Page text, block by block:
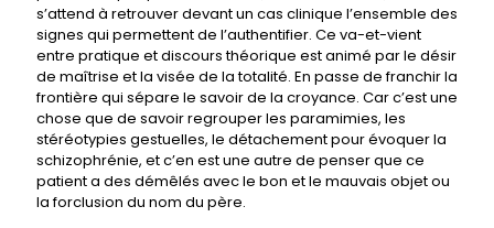
s’attend à retrouver devant un cas clinique l’ensemble des
signes qui permettent de l’authentifier. Ce va-et-vient
entre pratique et discours théorique est animé par le désir
de maîtrise et la visée de la totalité. En passe de franchir la
frontière qui sépare le savoir de la croyance. Car c’est une
chose que de savoir regrouper les paramimies, les
stéréotypies gestuelles, le détachement pour évoquer la
schizophrénie, et c’en est une autre de penser que ce
patient a des démêlés avec le bon et le mauvais objet ou
la forclusion du nom du père.